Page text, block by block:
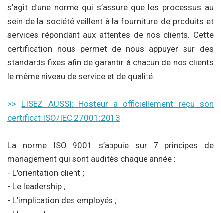
s’agit d’une norme qui s’assure que les processus au
sein de la société veillent à la fourniture de produits et
services répondant aux attentes de nos clients. Cette
certification nous permet de nous appuyer sur des
standards fixes afin de garantir à chacun de nos clients
le même niveau de service et de qualité.
>> LISEZ AUSSI: Hosteur a officiellement reçu son
certificat ISO/IEC 27001:2013
La norme ISO 9001 s’appuie sur 7 principes de
management qui sont audités chaque année :
- L'orientation client ;
- Le leadership ;
- L'implication des employés ;